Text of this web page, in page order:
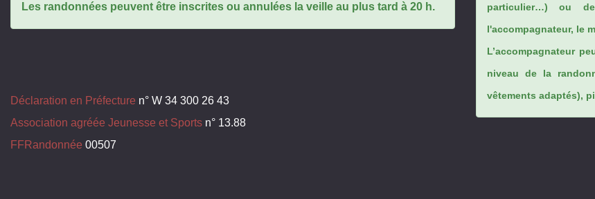
Les randonnées peuvent être inscrites ou annulées la veille au plus tard à 20 h.
Déclaration en Préfecture n° W 34 300 26 43
Association agréée Jeunesse et Sports n° 13.88
FFRandonnée 00507
particulier…) ou
l'accompagnateur, le
L’accompagnateur
niveau de la
vêtements adaptés),